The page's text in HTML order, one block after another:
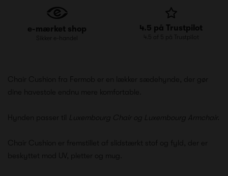
e-mærket shop
Sikker e-handel
4.5 på Trustpilot
4.5 af 5 på Trustpilot
Chair Cushion fra Fermob er en lækker sædehynde, der gør
dine havestole endnu mere komfortable.
Hynden passer til Luxembourg Chair og Luxembourg Armchair.
Chair Cushion er fremstillet af slidstærkt stof og fyld, der er
beskyttet mod UV, pletter og mug.